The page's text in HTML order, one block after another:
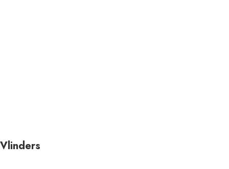
Vlinders